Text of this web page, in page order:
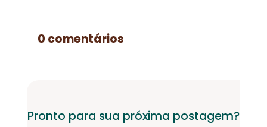
0 comentários
Pronto para sua próxima postagem?